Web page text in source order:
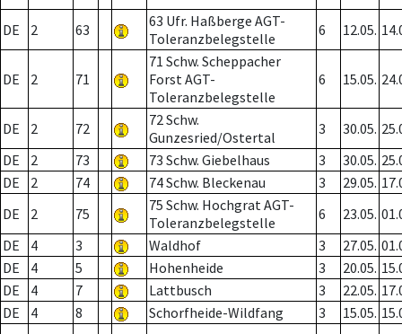
DE 2 63
63 Ufr. Haßberge AGT-
Toleranzbelegstelle
6 12.05.
DE 2 71
71 Schw. Scheppacher
Forst AGT-
Toleranzbelegstelle
6 15.05.
DE 2 72
72 Schw.
Gunzesried/Ostertal
3 30.05.
DE
2 73 73 Schw. Giebelhaus 3 30.05.
DE
2 74 74 Schw. Bleckenau 3 29.05.
DE
2 75
75 Schw. Hochgrat AGT-
Toleranzbelegstelle
6 23.05.
DE
4 3 Waldhof 3 27.05.
DE
4 5 Hohenheide 3 20.05.
DE
4 7 Lattbusch 3 22.05.
DE
4 8 Schorfheide-Wildfang 3 15.05.